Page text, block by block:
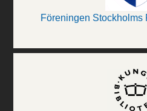
Föreningen Stockholms